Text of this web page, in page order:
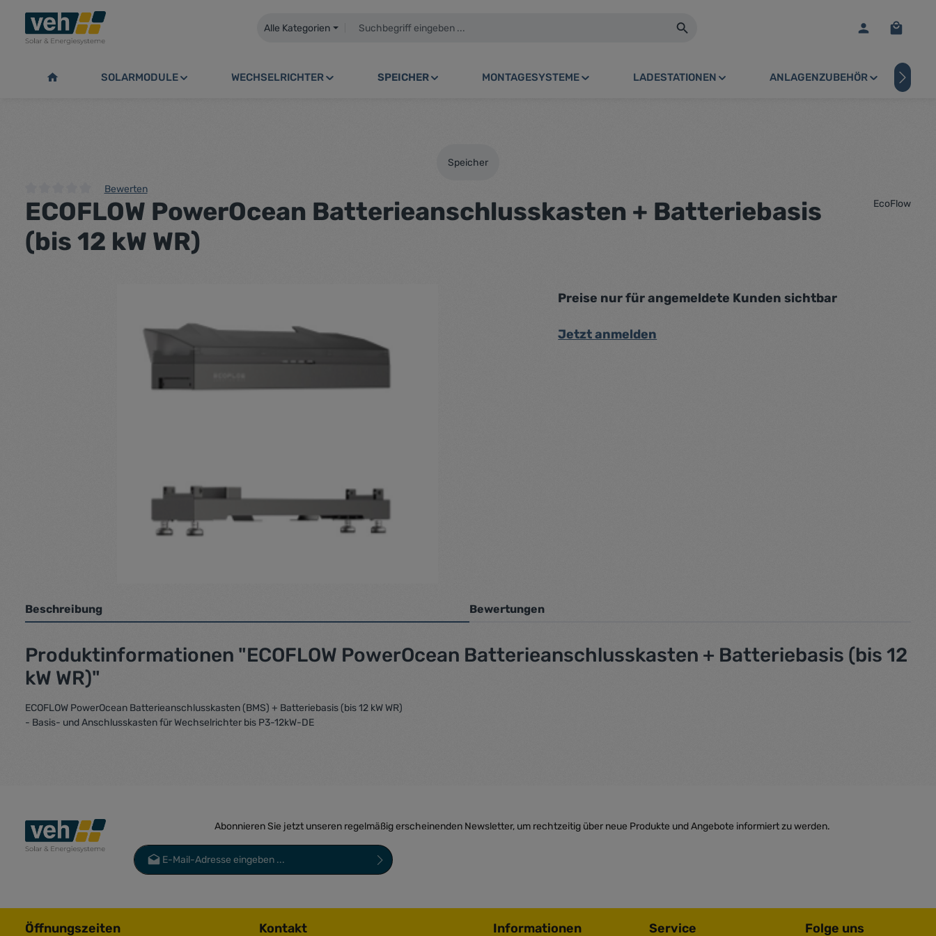
Zur Hauptnavigation springen
Alle Kategorien
SOLARMODULE WECHSELRICHTER SPEICHER MONTAGESYSTEME LADESTATIONEN ANLAGENZUBEHÖR
Speicher
Durchschnittliche Bewertung von 0 von 5 Sternen
Bewerten
ECOFLOW PowerOcean Batterieanschlusskasten + Batteriebasis
(bis 12 kW WR)
EcoFlow
Preise nur für angemeldete Kunden sichtbar
Jetzt anmelden
Beschreibung Bewertungen
Produktinformationen "ECOFLOW PowerOcean Batterieanschlusskasten + Batteriebasis (bis 12
kW WR)"
ECOFLOW PowerOcean Batterieanschlusskasten (BMS) + Batteriebasis (bis 12 kW WR)
- Basis- und Anschlusskasten für Wechselrichter bis P3-12kW-DE
Abonnieren Sie jetzt unseren regelmäßig erscheinenden Newsletter, um rechtzeitig über neue Produkte und Angebote informiert zu werden.
E-Mail-Adresse*
Ich habe dieDatenschutzbestimmungenzur Kenntnis
gelesen und bin mit ihnen
Öffnungszeiten Kontakt Informationen Service Folge uns